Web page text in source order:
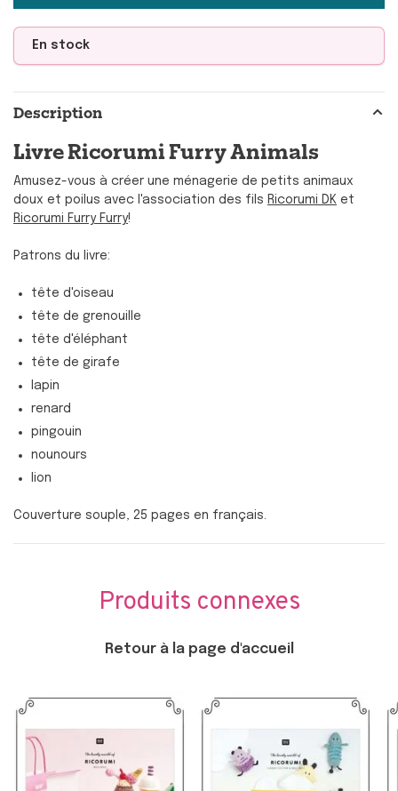
En stock
Description
Livre Ricorumi Furry Animals
Amusez-vous à créer une ménagerie de petits animaux
doux et poilus avec l'association des fils Ricorumi DK et
Ricorumi Furry Furry!
Patrons du livre:
tête d'oiseau
tête de grenouille
tête d'éléphant
tête de girafe
lapin
renard
pingouin
nounours
lion
Couverture souple, 25 pages en français.
Produits connexes
Retour à la page d'accueil